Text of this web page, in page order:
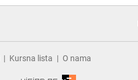
Kursna lista O nama